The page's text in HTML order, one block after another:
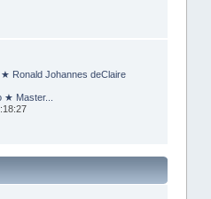
★ Ronald Johannes deClaire
Master...